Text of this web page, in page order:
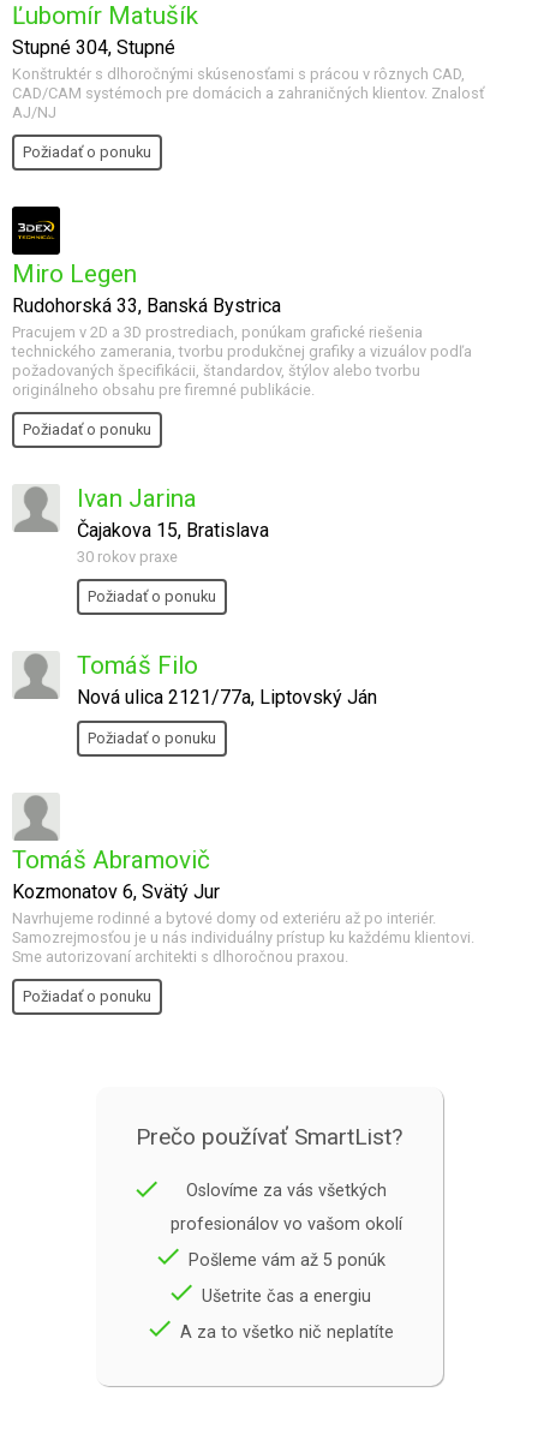
Ľubomír Matušík
Stupné 304, Stupné
Konštruktér s dlhoročnými skúsenosťami s prácou v rôznych CAD,
CAD/CAM systémoch pre domácich a zahraničných klientov. Znalosť
AJ/NJ
Požiadať o ponuku
Miro Legen
Rudohorská 33, Banská Bystrica
Pracujem v 2D a 3D prostrediach, ponúkam grafické riešenia
technického zamerania, tvorbu produkčnej grafiky a vizuálov podľa
požadovaných špecifikácii, štandardov, štýlov alebo tvorbu
originálneho obsahu pre firemné publikácie.
Požiadať o ponuku
Ivan Jarina
Čajakova 15, Bratislava
30 rokov praxe
Požiadať o ponuku
Tomáš Filo
Nová ulica 2121/77a, Liptovský Ján
Požiadať o ponuku
Tomáš Abramovič
Kozmonatov 6, Svätý Jur
Navrhujeme rodinné a bytové domy od exteriéru až po interiér.
Samozrejmosťou je u nás individuálny prístup ku každému klientovi.
Sme autorizovaní architekti s dlhoročnou praxou.
Požiadať o ponuku
Prečo používať SmartList?
done
Oslovíme za vás všetkých
profesionálov vo vašom okolí
done Pošleme vám až 5 ponúk
done Ušetrite čas a energiu
done A za to všetko nič neplatíte